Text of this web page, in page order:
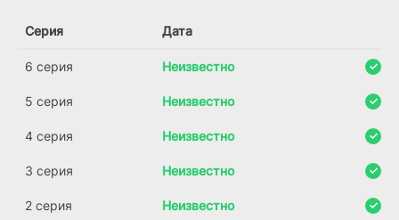
Серия Дата
6 серия Неизвестно
5 серия Неизвестно
4 серия Неизвестно
3 серия Неизвестно
2 серия Неизвестно